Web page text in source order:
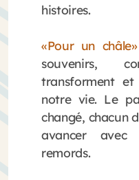
histoires.
«Pourun châle»
souvenirs,
transforment et
notre vie. Le
changé, chacun
avancer
remords.